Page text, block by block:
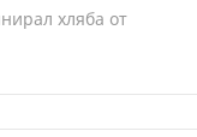
хляба от